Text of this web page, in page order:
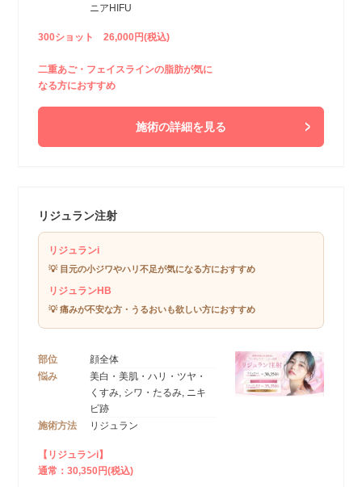
ニアHIFU
300ショット 26,000円(税込)
二重あご・フェイスラインの脂肪が気に
なる方におすすめ
施術の詳細を見る
リジュラン注射
リジュランi
💡 目元の小ジワやハリ不足が気になる方におすすめ
リジュランHB
💡 痛みが不安な方・うるおいも欲しい方におすすめ
部位
顔全体
悩み
美白・美肌・ハリ・ツヤ・
くすみ, シワ・たるみ, ニキ
ビ跡
施術方法
リジュラン
【リジュランi】
通常：30,350円(税込)